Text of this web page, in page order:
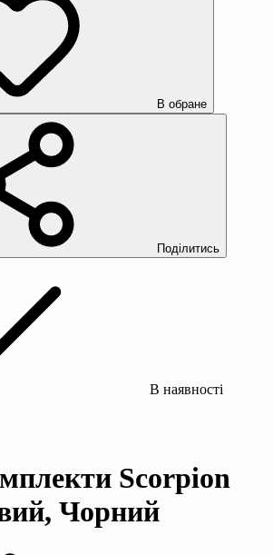
В обране
Поділитись
В наявності
Scorpion
Чорний